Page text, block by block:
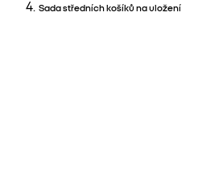
Sada středních košíků na uložení